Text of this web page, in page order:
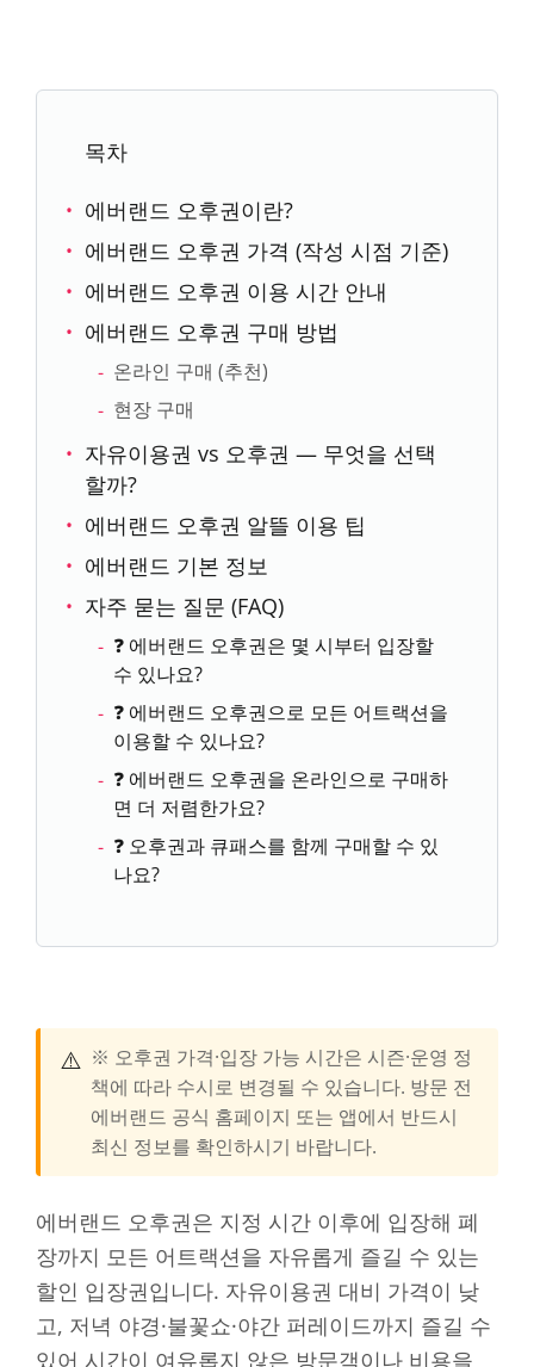
목차
에버랜드 오후권이란?
에버랜드 오후권 가격 (작성 시점 기준)
에버랜드 오후권 이용 시간 안내
에버랜드 오후권 구매 방법
온라인 구매 (추천)
현장 구매
자유이용권 vs 오후권 — 무엇을 선택
할까?
에버랜드 오후권 알뜰 이용 팁
에버랜드 기본 정보
자주 묻는 질문 (FAQ)
❓ 에버랜드 오후권은 몇 시부터 입장할
수 있나요?
❓ 에버랜드 오후권으로 모든 어트랙션을
이용할 수 있나요?
❓ 에버랜드 오후권을 온라인으로 구매하
면 더 저렴한가요?
❓ 오후권과 큐패스를 함께 구매할 수 있
나요?
⚠️ ※ 오후권 가격·입장 가능 시간은 시즌·운영 정
책에 따라 수시로 변경될 수 있습니다. 방문 전
에버랜드 공식 홈페이지 또는 앱에서 반드시
최신 정보를 확인하시기 바랍니다.
에버랜드 오후권은 지정 시간 이후에 입장해 폐
장까지 모든 어트랙션을 자유롭게 즐길 수 있는
할인 입장권입니다. 자유이용권 대비 가격이 낮
고, 저녁 야경·불꽃쇼·야간 퍼레이드까지 즐길 수
있어 시간이 여유롭지 않은 방문객이나 비용을